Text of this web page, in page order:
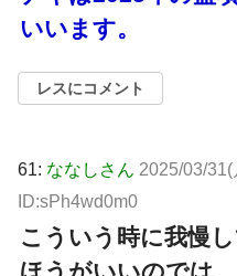
いいます。
レスにコメント
61: ななしさん 2025/03/
ID:sPh4wd0m0
こういう時に我慢